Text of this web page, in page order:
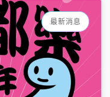
最新消息